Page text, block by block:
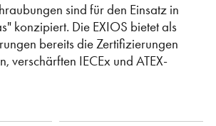
sind für den Einsatz in
konzipiert. Die EXIOS bietet als
bereits die Zertifizierungen
verschärften IECEx und ATEX-